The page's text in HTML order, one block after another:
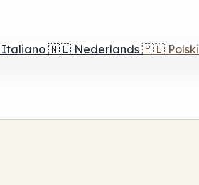
Italiano 🇳🇱 Nederlands 🇵🇱 Polski